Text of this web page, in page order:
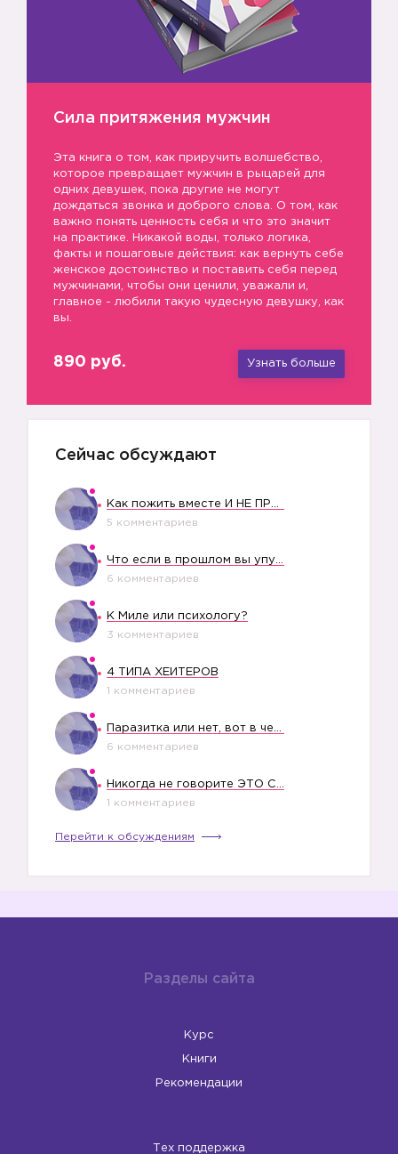
Сила притяжения мужчин
Эта книга о том, как приручить волшебство,
которое превращает мужчин в рыцарей для
одних девушек, пока другие не могут
дождаться звонка и доброго слова. О том, как
важно понять ценность себя и что это значит
на практике. Никакой воды, только логика,
факты и пошаговые действия: как вернуть себе
женское достоинство и поставить себя перед
мужчинами, чтобы они ценили, уважали и,
главное - любили такую чудесную девушку, как
вы.
890 руб. Узнать больше
Сейчас обсуждают
5 комментариев
6 комментариев
К Миле или психологу?
3 комментариев
4 ТИПА ХЕЙТЕРОВ
1 комментариев
6 комментариев
1 комментариев
Перейти к обсуждениям
Разделы сайта
Курс
Книги
Рекомендации
Тех поддержка